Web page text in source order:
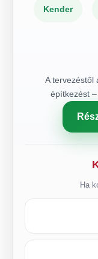
Kender
A tervezéstől
építkezést
Ha